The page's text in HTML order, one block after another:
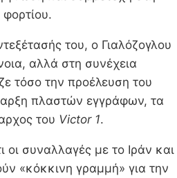
του, ο Γιαλόζογλου
αλλά στη συνέχεια
τόσο την προέλευση του
πλαστών εγγράφων, τα
του Victor 1.
οι συναλλαγές με το Ιράν και
«κόκκινη γραμμή» για την